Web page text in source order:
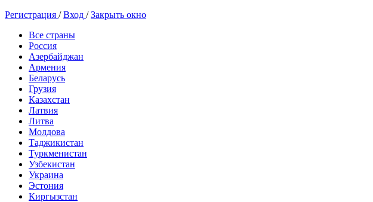
Регистрация /Вход /Закрыть окно
Все страны
Россия
Азербайджан
Армения
Беларусь
Грузия
Казахстан
Латвия
Литва
Молдова
Таджикистан
Туркменистан
Узбекистан
Украина
Эстония
Киргызстан